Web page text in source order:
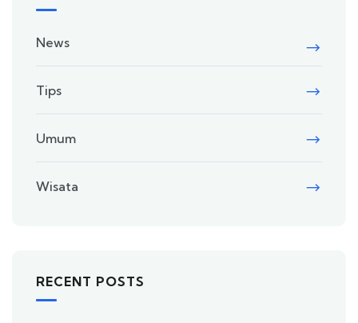
News
Tips
Umum
Wisata
RECENT POSTS